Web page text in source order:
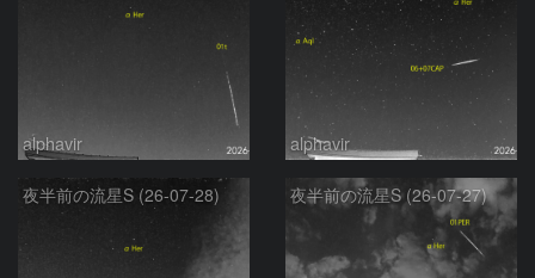
alphavir alphavir
夜半前の流星S (26-07-28) 夜半前の流星S (26-07-27)